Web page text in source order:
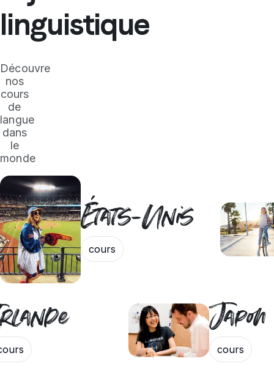
linguistique
Découvre
nos
cours
de
langue
dans
le
monde
États-Unis
cours
Japon
cours